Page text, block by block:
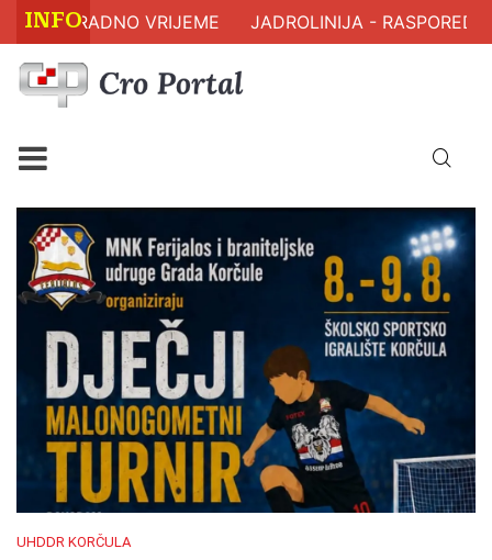
INFOVRIJEME JADROLINIJA - RASPORED
UHDDR KORČULA